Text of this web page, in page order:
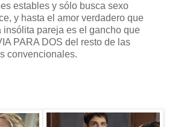
estables y sólo busca sexo
y hasta el amor verdadero que
insólita pareja es el gancho que
PARA DOS del resto de las
convencionales.